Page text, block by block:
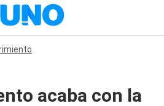
acaba con la